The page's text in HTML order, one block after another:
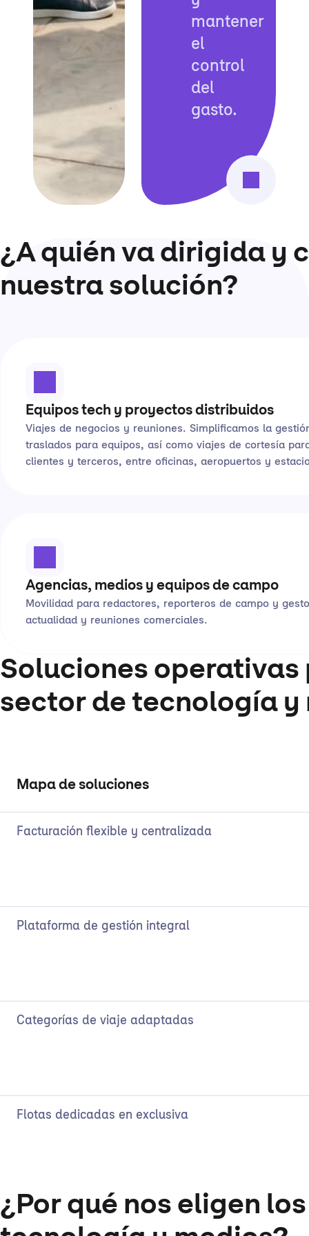
mantener
el
control
del
gasto.
¿A quién va dirigida y
nuestra solución?
Equipos tech y proyectos distribuidos
Viajes de negocios y reuniones. Simplificamos la
traslados para equipos, así como viajes de cortesía
clientes y terceros, entre oficinas, aeropuertos y
Agencias, medios y equipos de campo
Movilidad para redactores, reporteros de campo y
actualidad y reuniones comerciales.
Soluciones operativas
sector de tecnología y
Mapa de soluciones
Facturación flexible y centralizada
Plataforma de gestión integral
Categorías de viaje adaptadas
Flotas dedicadas en exclusiva
¿Por qué nos eligen